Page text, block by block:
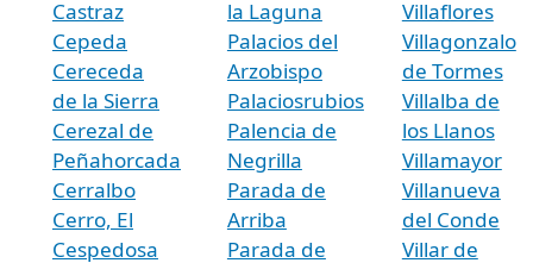
Castraz
Cepeda
Cereceda
de la Sierra
Cerezal de
Peñahorcada
Cerralbo
Cerro, El
Cespedosa
la Laguna
Palacios del
Arzobispo
Palaciosrubios
Palencia de
Negrilla
Parada de
Arriba
Parada de
Villaflores
Villagonzalo
de Tormes
Villalba de
los Llanos
Villamayor
Villanueva
del Conde
Villar de